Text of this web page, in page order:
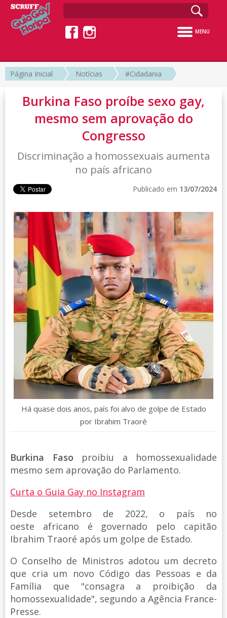
MENU
Página Inicial Notícias #Cidadania
Burkina Faso proíbe sexo gay,
mesmo sem aprovação do
Congresso
Discriminação a homossexuais aumenta
no país africano
Publicado em 13/07/2024
Há quase dois anos, país foi alvo de golpe de Estado
por Ibrahim Traoré
Burkina Faso proibiu a homossexualidade
mesmo sem aprovação do Parlamento.
Curta o Guia Gay no Instagram
Desde setembro de 2022, o país no
oeste africano é governado pelo capitão
Ibrahim Traoré após um golpe de Estado.
O Conselho de Ministros adotou um decreto
que cria um novo Código das Pessoas e da
Família que "consagra a proibição da
homossexualidade", segundo a Agência France-
Presse.